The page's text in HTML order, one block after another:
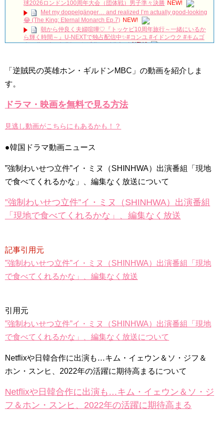
球2026ロンドン100周年大会（団体戦）男子準々決勝 NEW!
Met my doppelgänger… and realized I’m actually good-looking
😂 (The King: Eternal Monarch Ep.7) NEW!
朝から仲良く夫婦喧嘩♡『トッケビ10周年旅行～一緒にいるか
ら輝く時間～』U-NEXTで独占配信中✨#コンユ #イドンウク #キムゴ
ウン #ユインナ #トッケビ #unext #short NEW!
見せ💟 NEW!
イソンビン、授賞式でイグァンスに愛を告白。8年交際しても結
婚しない理由とは？ #イグァンス #恋愛8
リリース「七日の王妃」より NEW!
Saya
NEW!
「違う（ちがう）・異なる」を韓国語では？「다르다（タル
ダ）」の意味・使い方について
について
の意味・使い方について
■韓国ドラマ『キング～Two Hearts』予告動画（日本語字幕）
について
yoon kyun sang
ユン・ギュンサン主演「潜入弁護人」第1回特別公開！
ハン・ヘジン 한혜진 – (선공개) 강남 3대 얼짱 출신 &#39;한혜진
언니&#39; (ft. 도여니의 학창시절) | 편 먹고 갈래요? 밥블레스유 2
九尾狐外伝 第２話 キム・ジウ チョ・ヒョンジェ
九尾狐外伝 メイキング03 ハン・イェスル
チョ・ヒョンジェ 조현재 九尾狐外伝 制作発表会
「ライフ・ オン・ マーズ」2019年11月2日TSUTAYAにて先行
レンタル開始！
Jin-Crash Landing On You/ヒョンビン❤️ソンイェジン / エンジョイ❕
ユン・ギュンサン、番組にも登場した愛猫が急死…イ・ソンギ
「逆賊民の英雄ホン・ギルドンMBC」の動画を紹介しま
す。
ドラマ・映画を無料で見る方法
見逃し動画がこちらにもあるかも！？
●韓国ドラマ動画ニュース
”強制わいせつ立件”イ・ミヌ（SHINHWA）出演番組「現地
で食べてくれるかな」、編集なく放送について
”強制わいせつ立件”イ・ミヌ（SHINHWA）出演番組
「現地で食べてくれるかな」、編集なく放送
記事引用元
”強制わいせつ立件”イ・ミヌ（SHINHWA）出演番組「現地
で食べてくれるかな」、編集なく放送
引用元
”強制わいせつ立件”イ・ミヌ（SHINHWA）出演番組「現地
で食べてくれるかな」、編集なく放送について
Netflixや日韓合作に出演も…キム・イェウン＆ソ・ジフ＆
ホン・スンヒ、2022年の活躍に期待高まるについて
Netflixや日韓合作に出演も…キム・イェウン＆ソ・ジ
フ＆ホン・スンヒ、2022年の活躍に期待高まる